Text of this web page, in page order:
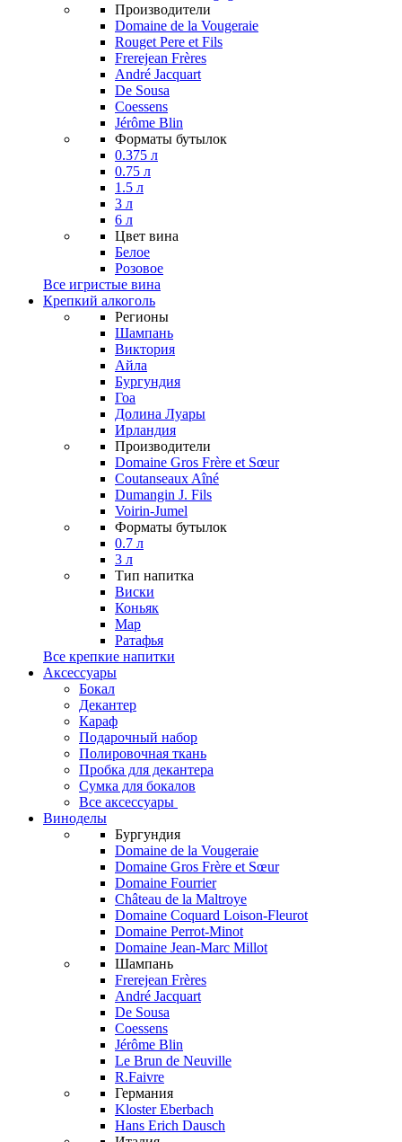
Производители
Domaine de la Vougeraie
Rouget Pere et Fils
Frerejean Frères
André Jacquart
De Sousa
Coessens
Jérôme Blin
Форматы бутылок
0.375 л
0.75 л
1.5 л
3 л
6 л
Цвет вина
Белое
Розовое
Все игристые вина
Крепкий алкоголь
Регионы
Шампань
Виктория
Айла
Бургундия
Гоа
Долина Луары
Ирландия
Производители
Domaine Gros Frère et Sœur
Coutanseaux Aîné
Dumangin J. Fils
Voirin-Jumel
Форматы бутылок
0.7 л
3 л
Тип напитка
Виски
Коньяк
Мар
Ратафья
Все крепкие напитки
Аксессуары
Бокал
Декантер
Караф
Подарочный набор
Полировочная ткань
Пробка для декантера
Сумка для бокалов
Все аксессуары
Виноделы
Бургундия
Domaine de la Vougeraie
Domaine Gros Frère et Sœur
Domaine Fourrier
Château de la Maltroye
Domaine Coquard Loison-Fleurot
Domaine Perrot-Minot
Domaine Jean-Marc Millot
Шампань
Frerejean Frères
André Jacquart
De Sousa
Coessens
Jérôme Blin
Le Brun de Neuville
R.Faivre
Германия
Kloster Eberbach
Hans Erich Dausch